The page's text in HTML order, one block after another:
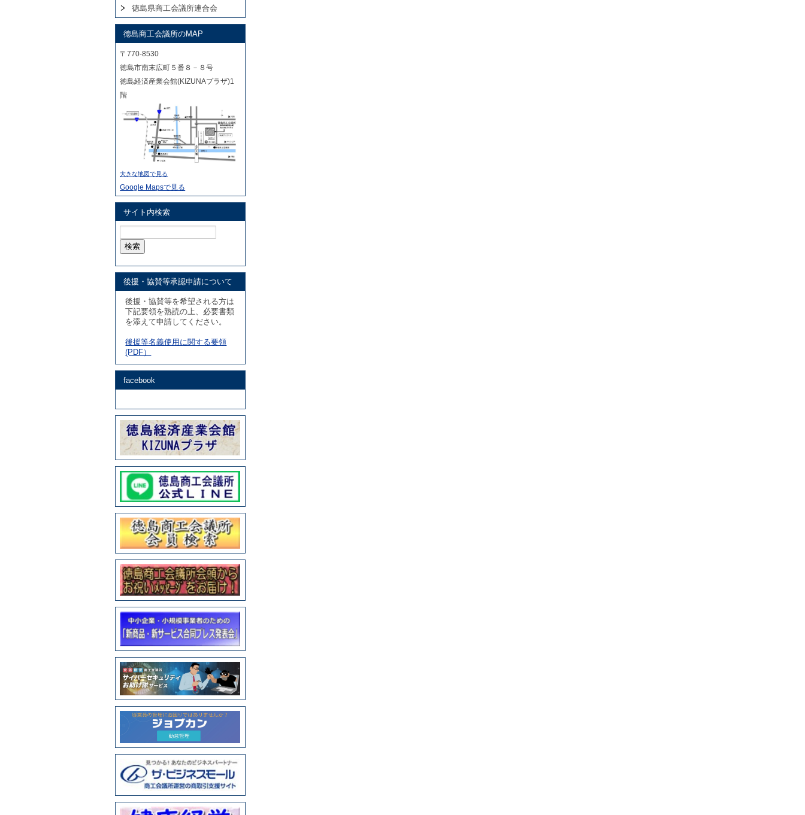
徳島県商工会議所連合会
徳島商工会議所のMAP
〒770-8530
徳島市南末広町５番８－８号
徳島経済産業会館(KIZUNAプラザ)1
階
大きな地図で見る
Google Mapsで見る
サイト内検索
索:
後援・協賛等承認申請について
後援・協賛等を希望される方は
下記要領を熟読の上、必要書類
を添えて申請してください。
後援等名義使用に関する要領
(PDF）
facebook